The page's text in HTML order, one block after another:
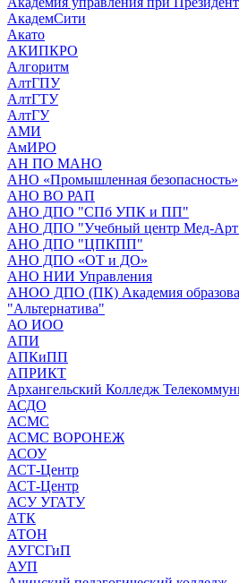
АкадемСити
Акато
АКИПКРО
Алгоритм
АлтГПУ
АлтГТУ
АлтГУ
АМИ
АмИРО
АН ПО МАНО
АНО «Промышленная безопасность»
АНО ВО РАП
АНО ДПО "СПб УПК и ПП"
АНО ДПО "Учебный центр Мед-
АНО ДПО "ЦПКПП"
АНО ДПО «ОТ и ДО»
АНО НИИ Управления
АНОО ДПО (ПК) Академия
"Альтернатива"
АО ИОО
АПИ
АПКиПП
АПРИКТ
Архангельский Колледж
АСДО
АСМС
АСМС ВОРОНЕЖ
АСОУ
АСТ-Центр
АСТ-Центр
АСУ УГАТУ
АТК
АТОН
АУГСГиП
АУП